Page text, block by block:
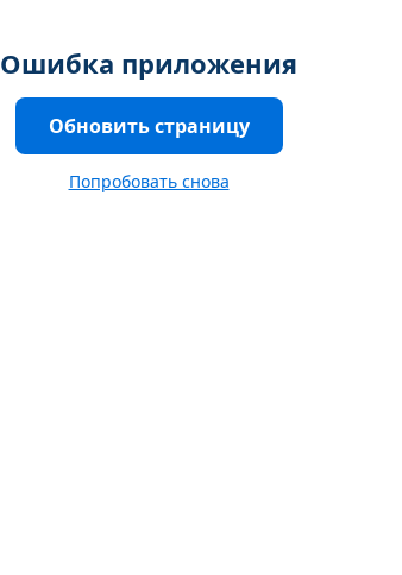
Ошибка приложения
Обновить страницу
Попробовать снова